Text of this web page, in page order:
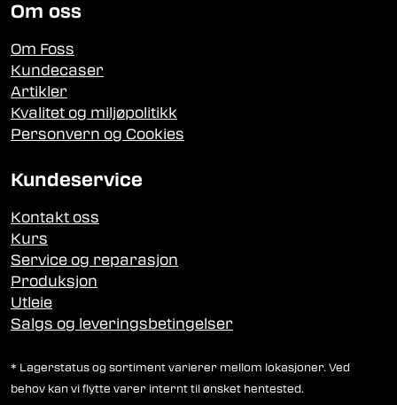
Om oss
Om Foss
Kundecaser
Artikler
Kvalitet og miljøpolitikk
Personvern og Cookies
Kundeservice
Kontakt oss
Kurs
Service og reparasjon
Produksjon
Utleie
Salgs og leveringsbetingelser
* Lagerstatus og sortiment varierer mellom lokasjoner. Ved
behov kan vi flytte varer internt til ønsket hentested.